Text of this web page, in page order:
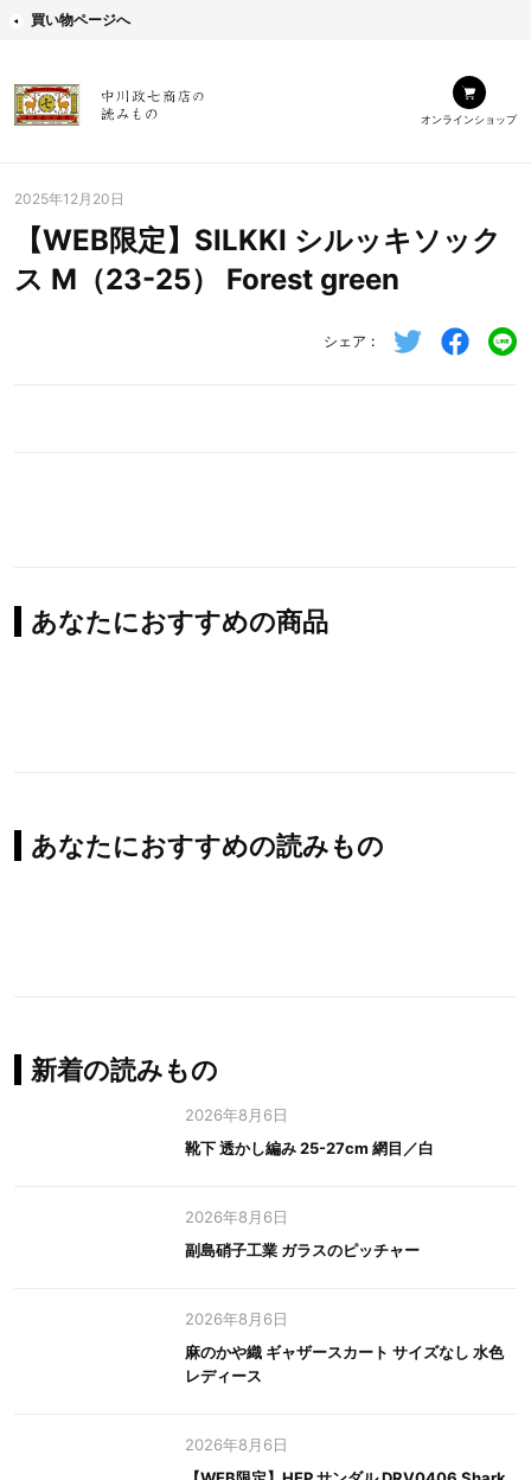
買い物ページへ
オンラインショップ
2025年12月20日
【WEB限定】SILKKI シルッキソック
ス M（23-25） Forest green
シェア
あなたにおすすめの商品
あなたにおすすめの読みもの
新着の読みもの
2026年8月6日
靴下 透かし編み 25-27cm 網目／白
2026年8月6日
副島硝子工業 ガラスのピッチャー
2026年8月6日
麻のかや織 ギャザースカート サイズなし 水色
レディース
2026年8月6日